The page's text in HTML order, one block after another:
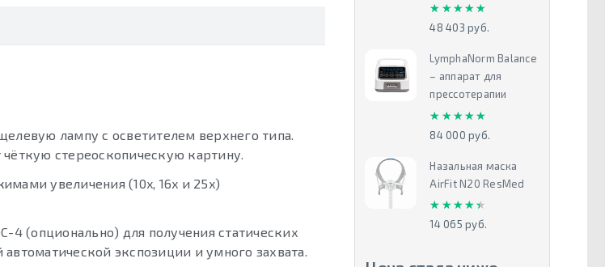
лампу с осветителем верхнего типа.
стереоскопическую картину.
увеличения (10x, 16x и 25x)
4 (опционально) для получения статических
экспозиции и умного захвата.
★★★★★
★★★★★
48 403 руб.
LymphaNorm Balance
– аппарат для
прессотерапии
★★★★★
★★★★★
84 000 руб.
Назальная маска
AirFit N20 ResMed
★★★★★
★★★★★
14 065 руб.